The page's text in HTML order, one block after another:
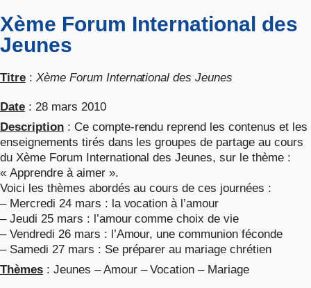
Xème Forum International des
Jeunes
Titre: Xème Forum International des Jeunes
Date: 28 mars 2010
Description: Ce compte-rendu reprend les contenus et les
enseignements tirés dans les groupes de partage au cours
du Xème Forum International des Jeunes, sur le thème :
« Apprendre à aimer ».
Voici les thèmes abordés au cours de ces journées :
– Mercredi 24 mars : la vocation à l’amour
– Jeudi 25 mars : l’amour comme choix de vie
– Vendredi 26 mars : l’Amour, une communion féconde
– Samedi 27 mars : Se préparer au mariage chrétien
Thèmes: Jeunes – Amour – Vocation – Mariage